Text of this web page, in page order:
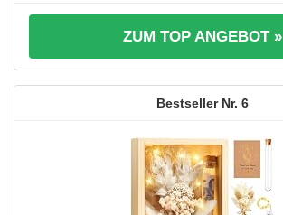
ZUM TOP ANGEBOT »
6